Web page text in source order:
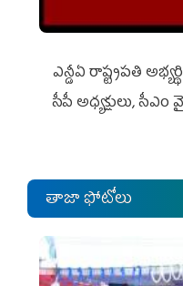
ఎన్డీఏ రాష్ట్ర‌ప‌తి
సీపీ అధ్య‌క్షులు,
తాజా ఫోటోలు